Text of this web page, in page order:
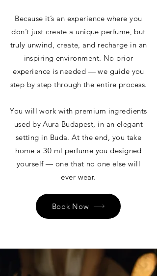
Because it’s an experience where you
don’t just create a unique perfume, but
truly unwind, create, and recharge in an
inspiring environment. No prior
experience is needed — we guide you
step by step through the entire process.
You will work with premium ingredients
used by Aura Budapest, in an elegant
setting in Buda. At the end, you take
home a 30 ml perfume you designed
yourself — one that no one else will
ever wear.
Book Now